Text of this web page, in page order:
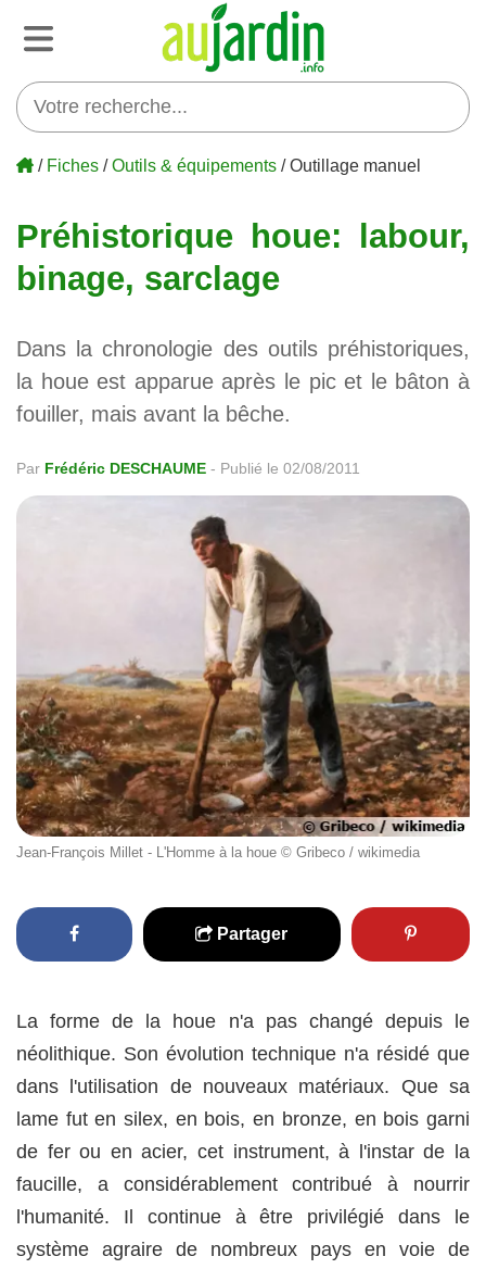
/ Fiches /Outils & équipements / Outillage manuel
Préhistorique houe: labour,
binage, sarclage
Dans la chronologie des outils préhistoriques,
la houe est apparue après le pic et le bâton à
fouiller, mais avant la bêche.
Par Frédéric DESCHAUME - Publié le 02/08/2011
Jean-François Millet - L'Homme à la houe © Gribeco / wikimedia
Partager
La forme de la houe n'a pas changé depuis le
néolithique. Son évolution technique n'a résidé que
dans l'utilisation de nouveaux matériaux. Que sa
lame fut en silex, en bois, en bronze, en bois garni
de fer ou en acier, cet instrument, à l'instar de la
faucille, a considérablement contribué à nourrir
l'humanité. Il continue à être privilégié dans le
système agraire de nombreux pays en voie de